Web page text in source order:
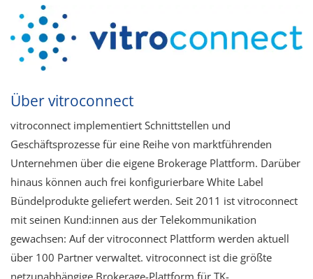
Über vitroconnect
vitroconnect implementiert Schnittstellen und
Geschäftsprozesse für eine Reihe von marktführenden
Unternehmen über die eigene Brokerage Plattform. Darüber
hinaus können auch frei konfigurierbare White Label
Bündelprodukte geliefert werden. Seit 2011 ist vitroconnect
mit seinen Kund:innen aus der Telekommunikation
gewachsen:​ Auf der vitroconnect Plattform werden aktuell
über 100 Partner verwaltet.​ vitroconnect ist die größte
netzunabhängige Brokerage-Plattform​ für TK-